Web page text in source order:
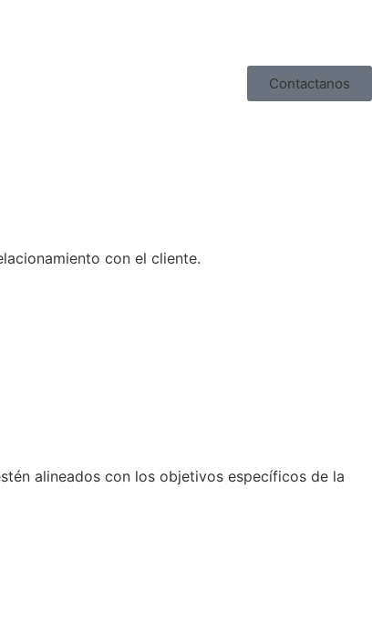
Contactanos
con el cliente.
alineados con los objetivos específicos de la